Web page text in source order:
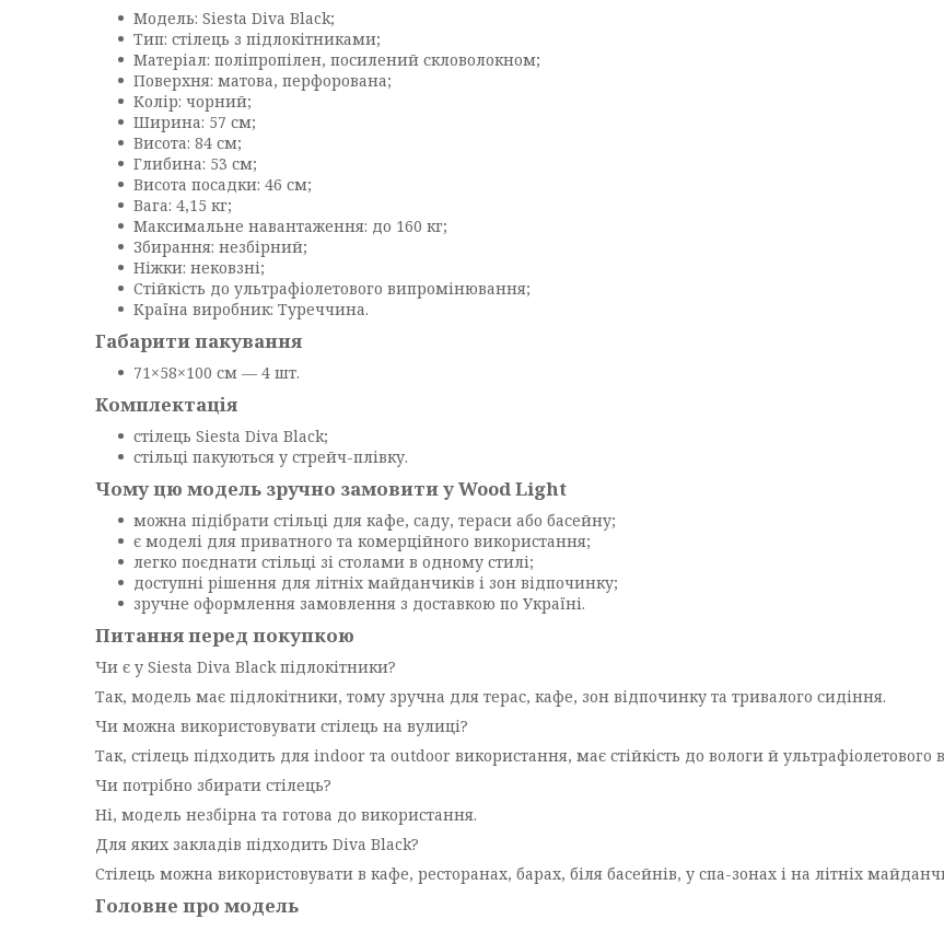
Модель: Siesta Diva Black;
Тип: стілець з підлокітниками;
Матеріал: поліпропілен, посилений скловолокном;
Поверхня: матова, перфорована;
Колір: чорний;
Ширина: 57 см;
Висота: 84 см;
Глибина: 53 см;
Висота посадки: 46 см;
Вага: 4,15 кг;
Максимальне навантаження: до 160 кг;
Збирання: незбірний;
Ніжки: нековзні;
Стійкість до ультрафіолетового випромінювання;
Країна виробник: Туреччина.
Габарити пакування
71×58×100 см — 4 шт.
Комплектація
стілець Siesta Diva Black;
стільці пакуються у стрейч-плівку.
Чому цю модель зручно замовити у Wood Light
можна підібрати стільці для кафе, саду, тераси або басейну;
є моделі для приватного та комерційного використання;
легко поєднати стільці зі столами в одному стилі;
доступні рішення для літніх майданчиків і зон відпочинку;
зручне оформлення замовлення з доставкою по Україні.
Питання перед покупкою
Чи є у Siesta Diva Black підлокітники?
Так, модель має підлокітники, тому зручна для терас, кафе, зон відпочинку та тривалого сидіння.
Чи можна використовувати стілець на вулиці?
Так, стілець підходить для indoor та outdoor використання, має стійкість до вологи й
Чи потрібно збирати стілець?
Ні, модель незбірна та готова до використання.
Для яких закладів підходить Diva Black?
Стілець можна використовувати в кафе, ресторанах, барах, біля басейнів, у спа-зонах і на літніх
Головне про модель